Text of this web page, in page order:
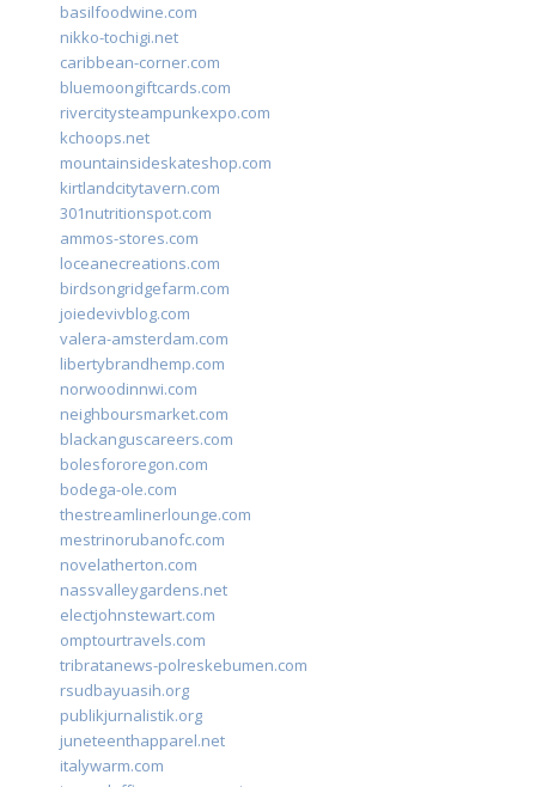
basilfoodwine.com
nikko-tochigi.net
caribbean-corner.com
bluemoongiftcards.com
rivercitysteampunkexpo.com
kchoops.net
mountainsideskateshop.com
kirtlandcitytavern.com
301nutritionspot.com
ammos-stores.com
loceanecreations.com
birdsongridgefarm.com
joiedevivblog.com
valera-amsterdam.com
libertybrandhemp.com
norwoodinnwi.com
neighboursmarket.com
blackanguscareers.com
bolesfororegon.com
bodega-ole.com
thestreamlinerlounge.com
mestrinorubanofc.com
novelatherton.com
nassvalleygardens.net
electjohnstewart.com
omptourtravels.com
tribratanews-polreskebumen.com
rsudbayuasih.org
publikjurnalistik.org
juneteenthapparel.net
italywarm.com